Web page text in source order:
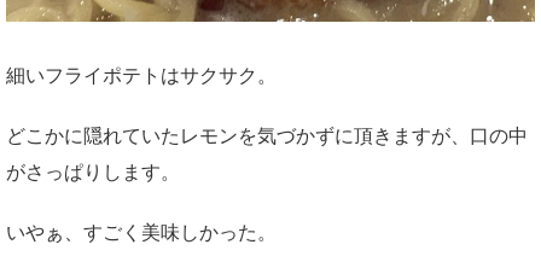
細いフライポテトはサクサク。
どこかに隠れていたレモンを気づかずに頂きますが、口の中
がさっぱりします。
いやぁ、すごく美味しかった。